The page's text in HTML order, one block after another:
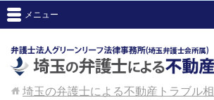
メニュー
埼玉の弁護士による不動産トラブル